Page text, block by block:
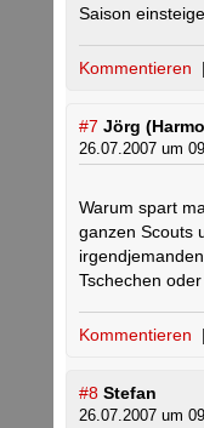
Saison
Kommentieren |
#7 Jörg
26.07.2007 um
Warum spart
ganzen Scouts
Tschechen
Kommentieren |
#8 Stefan
26.07.2007 um